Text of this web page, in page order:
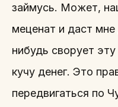
займусь. Может,
меценат и даст
нибудь сворует
кучу денег. Это
передвигаться по